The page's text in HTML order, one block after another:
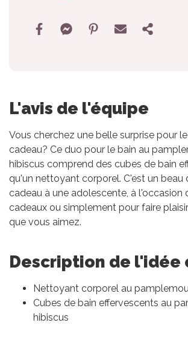
L'avis de l'équipe
Vous cherchez une belle surprise pour
cadeau? Ce duo pour le bain au
hibiscus comprend des cubes de bain
qu'un nettoyant corporel. C'est un beau
cadeau à une adolescente, à l'occasion
cadeaux ou simplement pour faire
que vous aimez.
Description de l'idée
Nettoyant corporel au
Cubes de bain effervescents au
hibiscus